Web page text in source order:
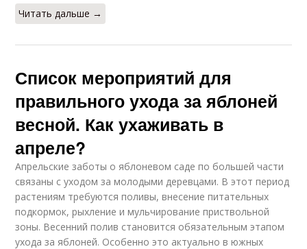
Читать дальше →
Список мероприятий для
правильного ухода за яблоней
весной. Как ухаживать в
апреле?
Апрельские заботы о яблоневом саде по большей части
связаны с уходом за молодыми деревцами. В этот период
растениям требуются поливы, внесение питательных
подкормок, рыхление и мульчирование приствольной
зоны. Весенний полив становится обязательным этапом
ухода за яблоней. Особенно это актуально в южных